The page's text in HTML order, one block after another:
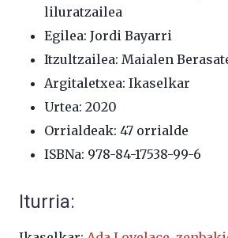
liluratzailea
Egilea: Jordi Bayarri
Itzultzailea: Maialen
Argitaletxea: Ikaselkar
Urtea: 2020
Orrialdeak: 47 orrialde
ISBNa: 978-84-17538-99-6
Iturria: